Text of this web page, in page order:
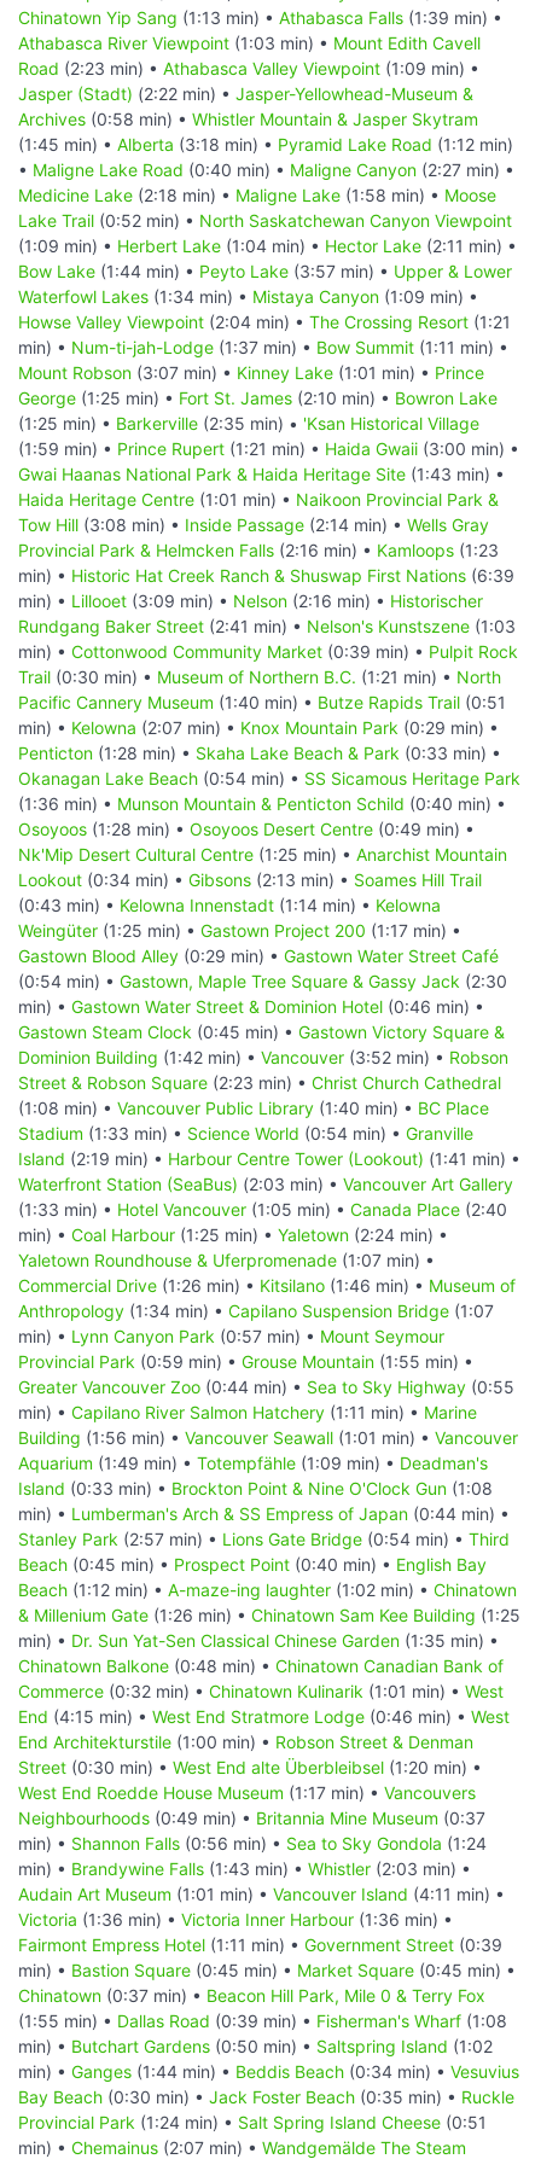
Chinatown Yip Sang (1:13 min) • Athabasca Falls (1:39 min) •
Athabasca River Viewpoint (1:03 min) • Mount Edith Cavell
Road (2:23 min) • Athabasca Valley Viewpoint (1:09 min) •
Jasper (Stadt) (2:22 min) • Jasper-Yellowhead-Museum &
Archives (0:58 min) • Whistler Mountain & Jasper Skytram
(1:45 min) • Alberta (3:18 min) • Pyramid Lake Road (1:12 min)
• Maligne Lake Road (0:40 min) • Maligne Canyon (2:27 min) •
Medicine Lake (2:18 min) • Maligne Lake (1:58 min) • Moose
Lake Trail (0:52 min) • North Saskatchewan Canyon Viewpoint
(1:09 min) • Herbert Lake (1:04 min) • Hector Lake (2:11 min) •
Bow Lake (1:44 min) • Peyto Lake (3:57 min) • Upper & Lower
Waterfowl Lakes (1:34 min) • Mistaya Canyon (1:09 min) •
Howse Valley Viewpoint (2:04 min) • The Crossing Resort (1:21
min) • Num-ti-jah-Lodge (1:37 min) • Bow Summit (1:11 min) •
Mount Robson (3:07 min) • Kinney Lake (1:01 min) • Prince
George (1:25 min) • Fort St. James (2:10 min) • Bowron Lake
(1:25 min) • Barkerville (2:35 min) • 'Ksan Historical Village
(1:59 min) • Prince Rupert (1:21 min) • Haida Gwaii (3:00 min) •
Gwai Haanas National Park & Haida Heritage Site (1:43 min) •
Haida Heritage Centre (1:01 min) • Naikoon Provincial Park &
Tow Hill (3:08 min) • Inside Passage (2:14 min) • Wells Gray
Provincial Park & Helmcken Falls (2:16 min) • Kamloops (1:23
min) • Historic Hat Creek Ranch & Shuswap First Nations (6:39
min) • Lillooet (3:09 min) • Nelson (2:16 min) • Historischer
Rundgang Baker Street (2:41 min) • Nelson's Kunstszene (1:03
min) • Cottonwood Community Market (0:39 min) • Pulpit Rock
Trail (0:30 min) • Museum of Northern B.C. (1:21 min) • North
Pacific Cannery Museum (1:40 min) • Butze Rapids Trail (0:51
min) • Kelowna (2:07 min) • Knox Mountain Park (0:29 min) •
Penticton (1:28 min) • Skaha Lake Beach & Park (0:33 min) •
Okanagan Lake Beach (0:54 min) • SS Sicamous Heritage Park
(1:36 min) • Munson Mountain & Penticton Schild (0:40 min) •
Osoyoos (1:28 min) • Osoyoos Desert Centre (0:49 min) •
Nk'Mip Desert Cultural Centre (1:25 min) • Anarchist Mountain
Lookout (0:34 min) • Gibsons (2:13 min) • Soames Hill Trail
(0:43 min) • Kelowna Innenstadt (1:14 min) • Kelowna
Weingüter (1:25 min) • Gastown Project 200 (1:17 min) •
Gastown Blood Alley (0:29 min) • Gastown Water Street Café
(0:54 min) • Gastown, Maple Tree Square & Gassy Jack (2:30
min) • Gastown Water Street & Dominion Hotel (0:46 min) •
Gastown Steam Clock (0:45 min) • Gastown Victory Square &
Dominion Building (1:42 min) • Vancouver (3:52 min) • Robson
Street & Robson Square (2:23 min) • Christ Church Cathedral
(1:08 min) • Vancouver Public Library (1:40 min) • BC Place
Stadium (1:33 min) • Science World (0:54 min) • Granville
Island (2:19 min) • Harbour Centre Tower (Lookout) (1:41 min) •
Waterfront Station (SeaBus) (2:03 min) • Vancouver Art Gallery
(1:33 min) • Hotel Vancouver (1:05 min) • Canada Place (2:40
min) • Coal Harbour (1:25 min) • Yaletown (2:24 min) •
Yaletown Roundhouse & Uferpromenade (1:07 min) •
Commercial Drive (1:26 min) • Kitsilano (1:46 min) • Museum of
Anthropology (1:34 min) • Capilano Suspension Bridge (1:07
min) • Lynn Canyon Park (0:57 min) • Mount Seymour
Provincial Park (0:59 min) • Grouse Mountain (1:55 min) •
Greater Vancouver Zoo (0:44 min) • Sea to Sky Highway (0:55
min) • Capilano River Salmon Hatchery (1:11 min) • Marine
Building (1:56 min) • Vancouver Seawall (1:01 min) • Vancouver
Aquarium (1:49 min) • Totempfähle (1:09 min) • Deadman's
Island (0:33 min) • Brockton Point & Nine O'Clock Gun (1:08
min) • Lumberman's Arch & SS Empress of Japan (0:44 min) •
Stanley Park (2:57 min) • Lions Gate Bridge (0:54 min) • Third
Beach (0:45 min) • Prospect Point (0:40 min) • English Bay
Beach (1:12 min) • A-maze-ing laughter (1:02 min) • Chinatown
& Millenium Gate (1:26 min) • Chinatown Sam Kee Building (1:25
min) • Dr. Sun Yat-Sen Classical Chinese Garden (1:35 min) •
Chinatown Balkone (0:48 min) • Chinatown Canadian Bank of
Commerce (0:32 min) • Chinatown Kulinarik (1:01 min) • West
End (4:15 min) • West End Stratmore Lodge (0:46 min) • West
End Architekturstile (1:00 min) • Robson Street & Denman
Street (0:30 min) • West End alte Überbleibsel (1:20 min) •
West End Roedde House Museum (1:17 min) • Vancouvers
Neighbourhoods (0:49 min) • Britannia Mine Museum (0:37
min) • Shannon Falls (0:56 min) • Sea to Sky Gondola (1:24
min) • Brandywine Falls (1:43 min) • Whistler (2:03 min) •
Audain Art Museum (1:01 min) • Vancouver Island (4:11 min) •
Victoria (1:36 min) • Victoria Inner Harbour (1:36 min) •
Fairmont Empress Hotel (1:11 min) • Government Street (0:39
min) • Bastion Square (0:45 min) • Market Square (0:45 min) •
Chinatown (0:37 min) • Beacon Hill Park, Mile 0 & Terry Fox
(1:55 min) • Dallas Road (0:39 min) • Fisherman's Wharf (1:08
min) • Butchart Gardens (0:50 min) • Saltspring Island (1:02
min) • Ganges (1:44 min) • Beddis Beach (0:34 min) • Vesuvius
Bay Beach (0:30 min) • Jack Foster Beach (0:35 min) • Ruckle
Provincial Park (1:24 min) • Salt Spring Island Cheese (0:51
min) • Chemainus (2:07 min) • Wandgemälde The Steam